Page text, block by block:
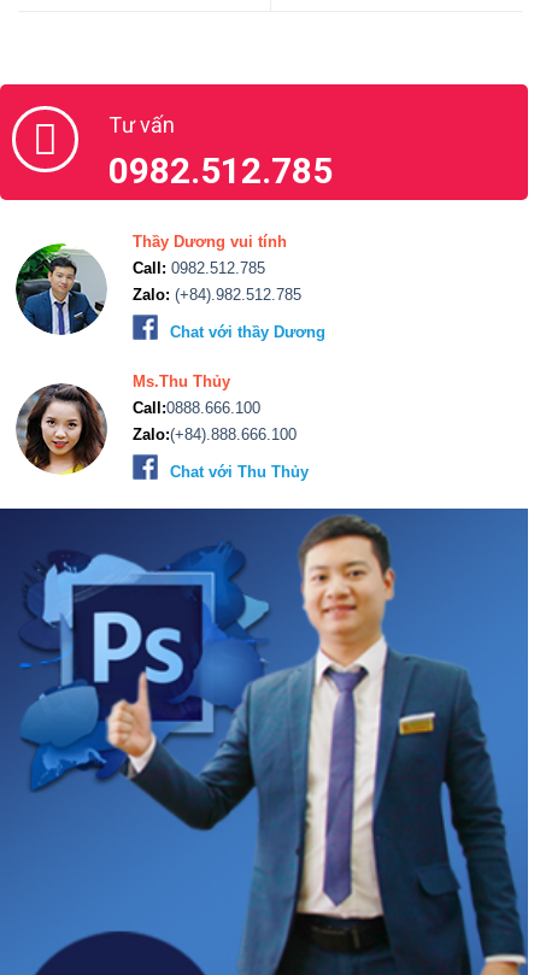
Tư vấn
0982.512.785
Thầy Dương vui tính
Call: 0982.512.785
Zalo: (+84).982.512.785
Chat với thầy Dương
Ms.Thu Thủy
Call:0888.666.100
Zalo:(+84).888.666.100
Chat với Thu Thủy